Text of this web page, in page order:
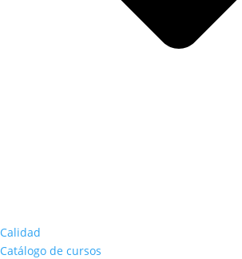
Calidad
Catálogo de cursos